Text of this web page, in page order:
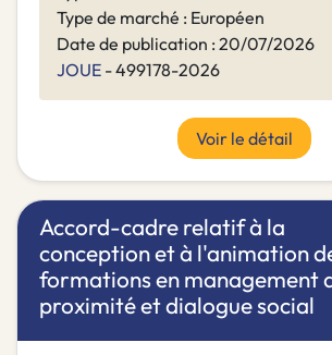
Type de marché : Européen
Date de publication : 20/07/2026
JOUE - 499178-2026
Voir le détail
Accord-cadre relatif à la
conception et à l'animation
formations en management
proximité et dialogue social